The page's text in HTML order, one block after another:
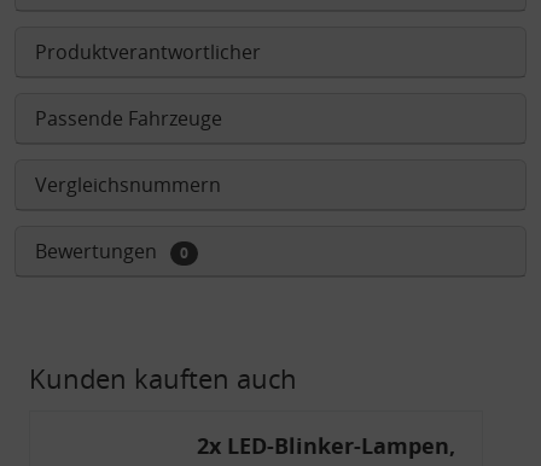
Produktverantwortlicher
Passende Fahrzeuge
Vergleichsnummern
Bewertungen 0
Kunden kauften auch
2x LED-Blinker-Lampen,